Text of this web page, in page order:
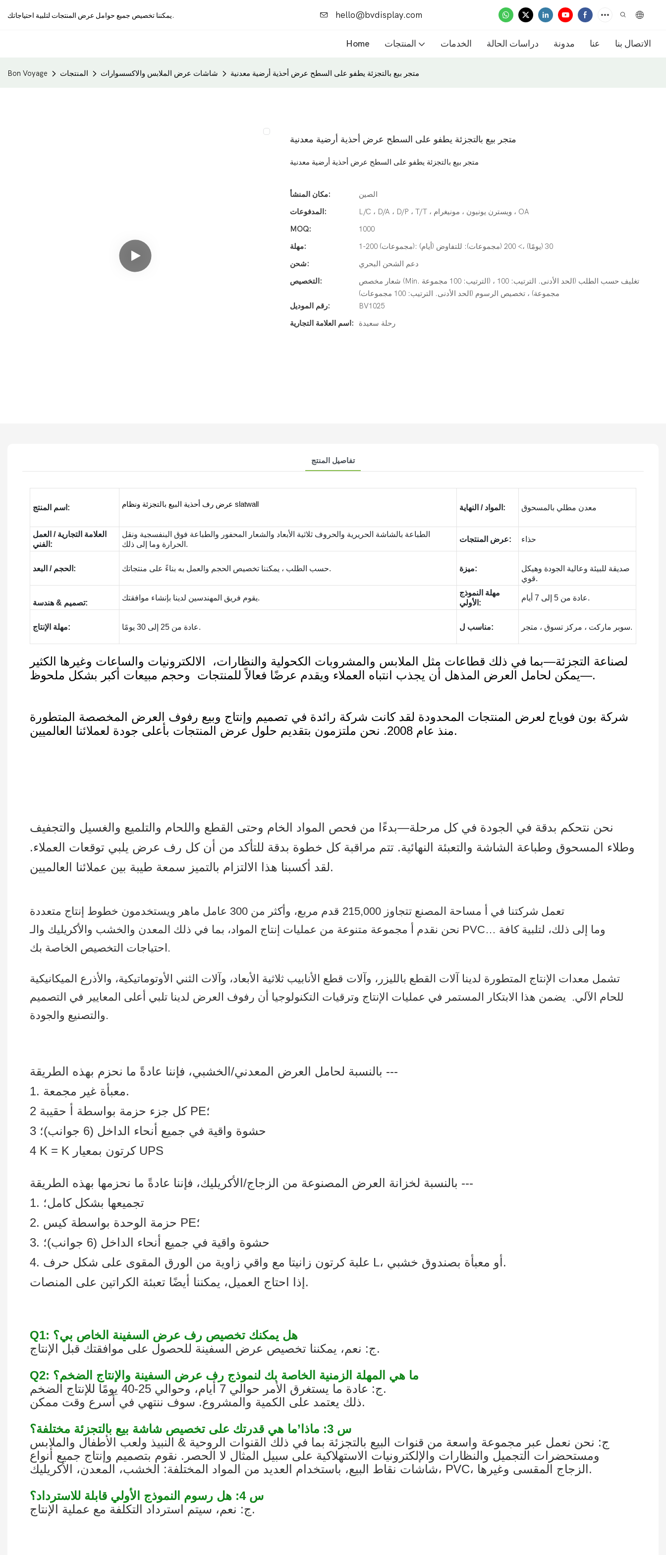
يمكننا تخصيص جميع حوامل عرض المنتجات لتلبية احتياجاتك. hello@bvdisplay.com
Home المنتجات الخدمات دراسات الحالة مدونة عنا الاتصال بنا
Bon Voyage المنتجات شاشات عرض الملابس والاكسسوارات متجر بيع بالتجزئة يطفو على السطح عرض أحذية أرضية معدنية
متجر بيع بالتجزئة يطفو على السطح عرض أحذية أرضية معدنية
متجر بيع بالتجزئة يطفو على السطح عرض أحذية أرضية معدنية
مكان المنشأ:
الصين
المدفوعات:
L/C ، D/A ، D/P ، T/T ، ويسترن يونيون ، مونيغرام ، OA
MOQ:
1000
مهلة:
1-200 (مجموعات): 30 (يومًا) ،> 200 (مجموعات): للتفاوض (أيام)
شحن:
دعم الشحن البحري
التخصيص:
شعار مخصص (Min. الترتيب: 100 مجموعة) ، تغليف حسب الطلب (الحد الأدنى. الترتيب: 100
مجموعة) ، تخصيص الرسوم (الحد الأدنى. الترتيب: 100 مجموعات)
رقم الموديل:
BV1025
اسم العلامة التجارية:
رحلة سعيدة
تفاصيل المنتج
اسم المنتج: عرض رف أحذية البيع بالتجزئة ونظام slatwall المواد / النهاية:
العلامة التجارية / العمل
الفني:
الطباعة بالشاشة الحريرية والحروف ثلاثية الأبعاد والشعار المحفور والطباعة فوق البنفسجية ونقل
الحرارة وما إلى ذلك.
عرض المنتجات:
الحجم / البعد: حسب الطلب ، يمكننا تخصيص الحجم والعمل به بناءً على منتجاتك. ميزة:
صديقة للبيئة وعالية الجودة وهيكل
قوي.
تصميم & هندسة:
يقوم فريق المهندسين لدينا بإنشاء موافقتك.
مهلة النموذج
الأولي:
عادة من 5 إلى 7 أيام.
مهلة الإنتاج: عادة من 25 إلى 30 يومًا. مناسب ل: سوبر ماركت ، مركز تسوق ، متجر.
لصناعة التجزئة—بما في ذلك قطاعات مثل الملابس والمشروبات الكحولية والنظارات، الالكترونيات والساعات وغيرها الكثير
—يمكن لحامل العرض المذهل أن يجذب انتباه العملاء ويقدم عرضًا فعالاً للمنتجات وحجم مبيعات أكبر بشكل ملحوظ.
شركة بون فوياج لعرض المنتجات المحدودة لقد كانت شركة رائدة في تصميم وإنتاج وبيع رفوف العرض المخصصة المتطورة
منذ عام 2008. نحن ملتزمون بتقديم حلول عرض المنتجات بأعلى جودة لعملائنا العالميين.
نحن نتحكم بدقة في الجودة في كل مرحلة—بدءًا من فحص المواد الخام وحتى القطع واللحام والتلميع والغسيل والتجفيف
وطلاء المسحوق وطباعة الشاشة والتعبئة النهائية. تتم مراقبة كل خطوة بدقة للتأكد من أن كل رف عرض يلبي توقعات العملاء.
لقد أكسبنا هذا الالتزام بالتميز سمعة طيبة بين عملائنا العالميين.
نحن نقدم أ مجموعة متنوعة من عمليات إنتاج المواد، بما في ذلك المعدن والخشب والأكريليك والـ PVC… وما إلى ذلك، لتلبية كافة
احتياجات التخصيص الخاصة بك.
تشمل معدات الإنتاج المتطورة لدينا آلات القطع بالليزر، وآلات قطع الأنابيب ثلاثية الأبعاد، وآلات الثني الأوتوماتيكية، والأذرع الميكانيكية
للحام الآلي. يضمن هذا الابتكار المستمر في عمليات الإنتاج وترقيات التكنولوجيا أن رفوف العرض لدينا تلبي أعلى المعايير في التصميم
والتصنيع والجودة.
بالنسبة لحامل العرض المعدني/الخشبي، فإننا عادةً ما نحزم بهذه الطريقة ---
1. معبأة غير مجمعة.
4 K = K كرتون بمعيار UPS
بالنسبة لخزانة العرض المصنوعة من الزجاج/الأكريليك، فإننا عادةً ما نحزمها بهذه الطريقة ---
1. تجميعها بشكل كامل؛
2. حزمة الوحدة بواسطة كيس PE؛
3. حشوة واقية في جميع أنحاء الداخل (6 جوانب)؛
4. علبة كرتون زانيتا مع واقي زاوية من الورق المقوى على شكل حرف L، أو معبأة بصندوق خشبي.
إذا احتاج العميل، يمكننا أيضًا تعبئة الكراتين على المنصات.
Q1: هل يمكنك تخصيص رف عرض السفينة الخاص بي؟
ج: نعم، يمكننا تخصيص عرض السفينة للحصول على موافقتك قبل الإنتاج.
Q2: ما هي المهلة الزمنية الخاصة بك لنموذج رف عرض السفينة والإنتاج الضخم؟
ج: عادة ما يستغرق الأمر حوالي 7 أيام، وحوالي 25-40 يومًا للإنتاج الضخم.
ذلك يعتمد على الكمية والمشروع. سوف ننتهي في أسرع وقت ممكن.
س 3: ماذا’ما هي قدرتك على تخصيص شاشة بيع بالتجزئة مختلفة؟
ج: نحن نعمل عبر مجموعة واسعة من قنوات البيع بالتجزئة بما في ذلك القنوات الروحية & النبيذ ولعب الأطفال والملابس
ومستحضرات التجميل والنظارات والإلكترونيات الاستهلاكية على سبيل المثال لا الحصر. نقوم بتصميم وإنتاج جميع أنواع
شاشات نقاط البيع، باستخدام العديد من المواد المختلفة: الخشب، المعدن، الأكريليك، PVC، الزجاج المقسى وغيرها.
س 4: هل رسوم النموذج الأولي قابلة للاسترداد؟
ج: نعم، سيتم استرداد التكلفة مع عملية الإنتاج.